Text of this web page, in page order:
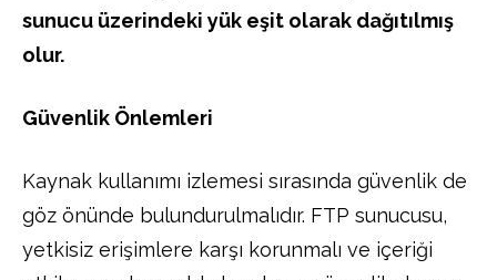
sunucu üzerindeki yük eşit olarak dağıtılmış
olur.
Güvenlik Önlemleri
Kaynak kullanımı izlemesi sırasında güvenlik de
göz önünde bulundurulmalıdır. FTP sunucusu,
yetkisiz erişimlere karşı korunmalı ve içeriği